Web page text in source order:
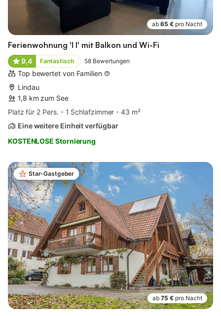
ab 65 € pro Nacht
Ferienwohnung 'I I' mit Balkon und Wi-Fi
9,4 Fantastisch 58 Bewertungen
Top bewertet von Familien
Lindau
1,8 km zum See
Platz für 2 Pers.
1 Schlafzimmer
43 m²
Eine weitere Einheit verfügbar
KOSTENLOSE Stornierung
Star-Gastgeber
ab 75 € pro Nacht